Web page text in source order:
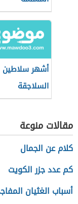
أشهر سلاطين
السلاجقة
مقالات منوعة
كلام عن الجمال
كم عدد جزر الكويت
أسباب الغثيان